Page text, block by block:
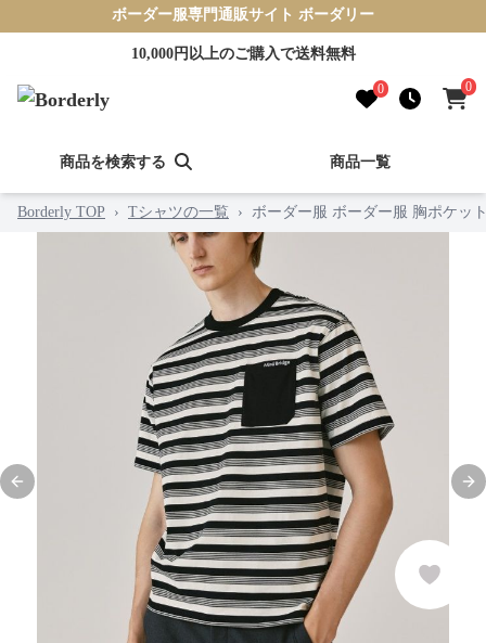
ボーダー服専門通販サイト ボーダリー
10,000円以上のご購入で送料無料
0 0
商品を検索する 商品一覧
Borderly TOP › Tシャツの一覧 › ボーダー服 ボーダー服 胸ポケッ
Previous slide